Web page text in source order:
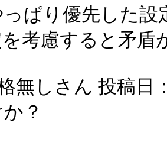
ぱり優先した設
考慮すると矛
無しさん 投稿日
？